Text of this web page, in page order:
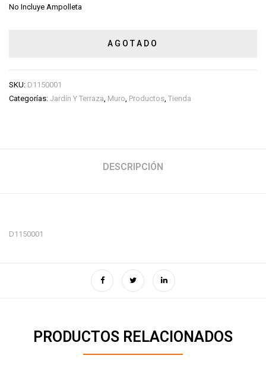
No Incluye Ampolleta
AGOTADO
SKU: D1150001
Categorías: Jardín Y Terraza, Muro, Productos, Tienda
DESCRIPCIÓN
D1150001
PRODUCTOS RELACIONADOS